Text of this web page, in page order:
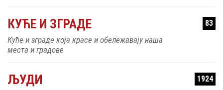
КУЋЕ И ЗГРАДЕ 83
Куће и зграде која красе и обележавају наша
места и градове
ЉУДИ 1924